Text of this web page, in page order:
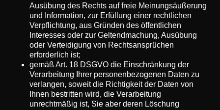
Ausübung des Rechts auf freie Meinungsäußerung
und Information, zur Erfüllung einer rechtlichen
Verpflichtung, aus Gründen des öffentlichen
Interesses oder zur Geltendmachung, Ausübung
oder Verteidigung von Rechtsansprüchen
erforderlich ist;
gemäß Art. 18 DSGVO die Einschränkung der
Verarbeitung Ihrer personenbezogenen Daten zu
verlangen, soweit die Richtigkeit der Daten von
Ihnen bestritten wird, die Verarbeitung
unrechtmäßig ist, Sie aber deren Löschung